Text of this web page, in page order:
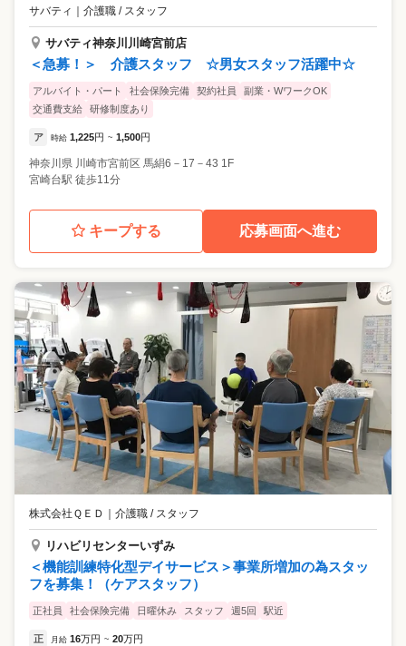
サバティ 介護職 / スタッフ
サバティ神奈川川崎宮前店
＜急募！＞ 介護スタッフ ☆男女スタッフ活躍中☆
アルバイト・パート 社会保険完備 契約社員
副業・WワークOK
交通費支給
研修制度あり
ア 時給 1,225円 ~ 1,500円
神奈川県 川崎市宮前区 馬絹6－17－43 1F
宮崎台駅 徒歩11分
キープする 応募画面へ進む
株式会社ＱＥＤ 介護職 / スタッフ
リハビリセンターいずみ
＜機能訓練特化型デイサービス＞事業所増加の為スタッ
フを募集！（ケアスタッフ）
正社員 社会保険完備 日曜休み スタッフ 週5回 駅近
正 月給 16万円 ~ 20万円